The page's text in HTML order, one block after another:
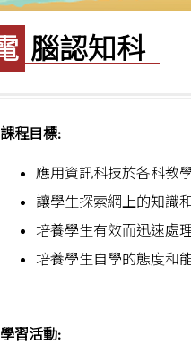
電腦認知科
課程目標:
應用資訊科技於各科教
讓學生探索網上的知識
培養學生有效而迅速處
培養學生自學的態度和
學習活動: